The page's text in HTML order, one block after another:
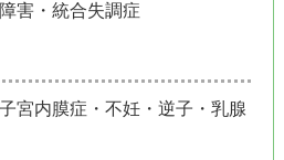
害・統合失調症
宮内膜症・不妊・逆子・乳腺